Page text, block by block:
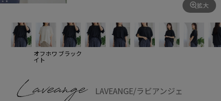
拡大
オフホワ
イト
ブラック
LAVEANGE/ラビアンジェ